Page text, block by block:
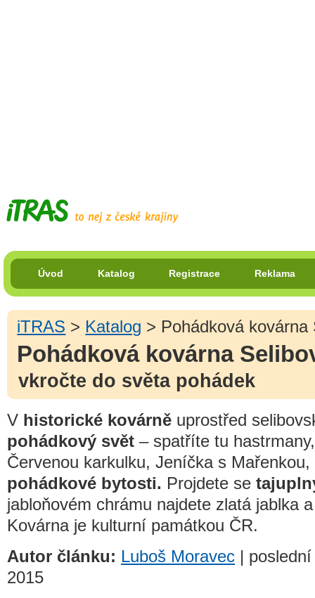
Úvod Katalog Registrace Reklama
iTRAS > Katalog > Pohádková kovárna
Pohádková kovárna
vkročte do světa pohádek
V historické kovárně uprostřed
pohádkový svět – spatříte tu
Červenou karkulku, Jeníčka s
pohádkové bytosti. Projdete se
jabloňovém chrámu najdete zlatá jablka
Kovárna je kulturní památkou ČR.
Autor článku: Luboš Moravec |
2015